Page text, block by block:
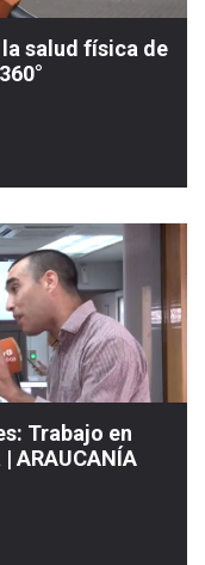
salud física de
Trabajo en
ARAUCANÍA